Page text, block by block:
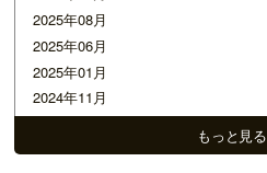
2025年08月
2025年06月
2025年01月
2024年11月
2024年05月
もっと見る